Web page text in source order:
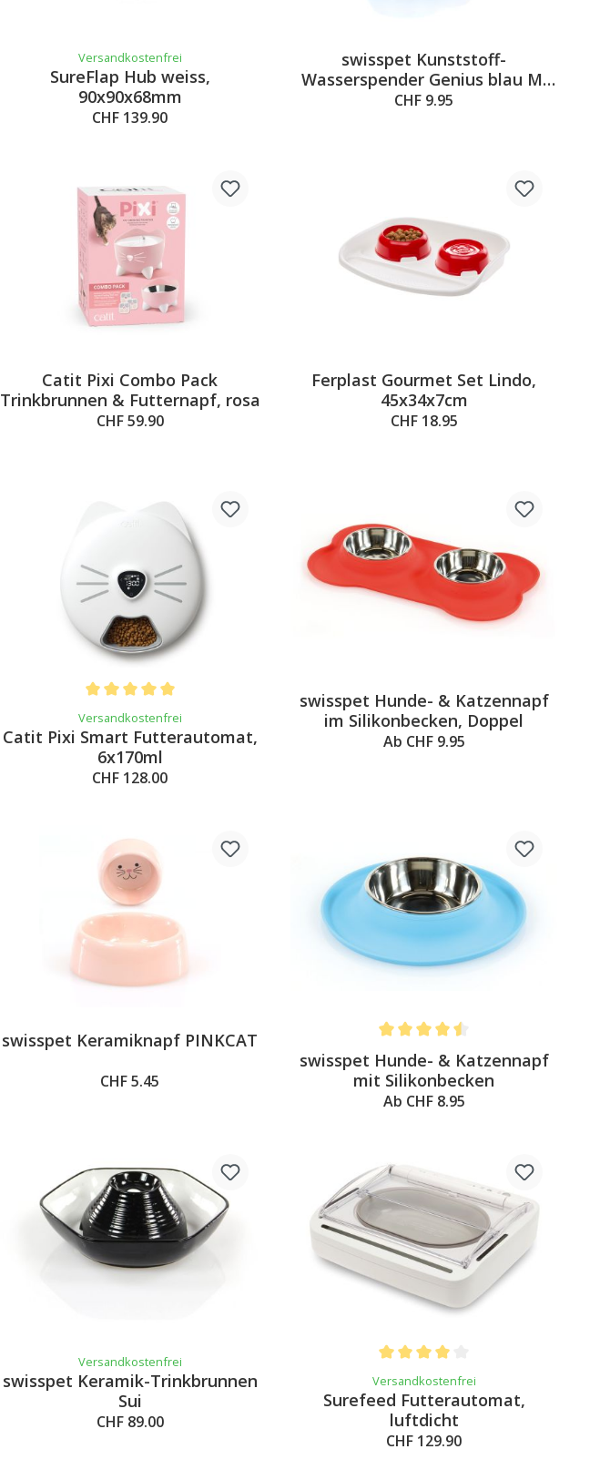
Versandkostenfrei
SureFlap Hub weiss,
90x90x68mm
CHF 139.90
swisspet Kunststoff-
Wasserspender Genius blau M,
1,5L, 26x17x24cm
CHF 9.95
Catit Pixi Combo Pack
Trinkbrunnen & Futternapf, rosa
CHF 59.90
Ferplast Gourmet Set Lindo,
45x34x7cm
CHF 18.95
Average rating of 5 out of 5 stars
Versandkostenfrei
Catit Pixi Smart Futterautomat,
6x170ml
CHF 128.00
swisspet Hunde- & Katzennapf
im Silikonbecken, Doppel
Ab CHF 9.95
swisspet Keramiknapf PINKCAT
CHF 5.45
Average rating of 4.5 out of 5 stars
swisspet Hunde- & Katzennapf
mit Silikonbecken
Ab CHF 8.95
Versandkostenfrei
swisspet Keramik-Trinkbrunnen
Sui
CHF 89.00
Average rating of 4 out of 5 stars
Versandkostenfrei
Surefeed Futterautomat,
luftdicht
CHF 129.90